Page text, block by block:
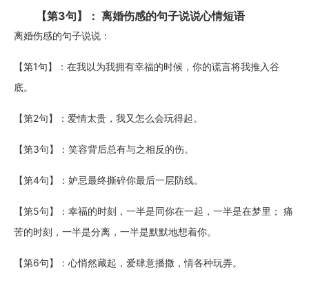
【第3句】： 离婚伤感的句子说说心情短语
离婚伤感的句子说说：
【第1句】：在我以为我拥有幸福的时候，你的谎言将我推入谷
底。
【第2句】：爱情太贵，我又怎么会玩得起。
【第3句】：笑容背后总有与之相反的伤。
【第4句】：妒忌最终撕碎你最后一层防线。
【第5句】：幸福的时刻，一半是同你在一起，一半是在梦里； 痛
苦的时刻，一半是分离，一半是默默地想着你。
【第6句】：心悄然藏起，爱肆意播撒，情各种玩弄。